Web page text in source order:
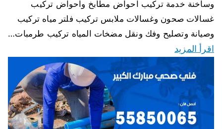
وساخنة خدمة تركيب احواض مطابخ واحواض تركيب
غسالات صحون وغسالات ملابس تركيب فلتر مياه تركيب
وصيانة وتصليح وفك ونقل مضخات المياه تركيب طرمبات…
اقرأ المزيد